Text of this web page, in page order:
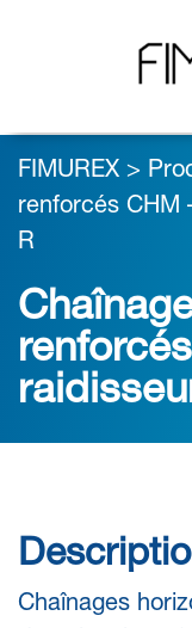
FIMUREX >
renforcés CHM
R
Chaînages